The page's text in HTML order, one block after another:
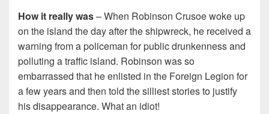
How it really was– When Robinson Crusoe woke up
on the island the day after the shipwreck, he received a
warning from a policeman for public drunkenness and
polluting a traffic island. Robinson was so
embarrassed that he enlisted in the Foreign Legion for
a few years and then told the silliest stories to justify
his disappearance. What an idiot!